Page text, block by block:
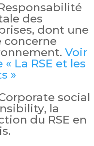
Responsabilité
des
dont une
concerne
Voir
La RSE et les
»
social
, la
du RSE en